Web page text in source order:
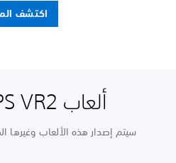
اكتشف المزيد
ألعاب PS VR2 القادمة
سيتم إصدار هذه الألعاب وغيرها